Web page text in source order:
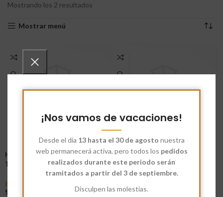
¡Nos vamos de vacaciones!
Desde el día 13 hasta el 30 de agosto nuestra
web permanecerá activa, pero todos los pedidos
realizados durante este periodo serán
tramitados a partir del 3 de septiembre.
Disculpen las molestias.
Mostrando los 2 resultados
Mostrar menú
Harina Ecológica Integral
Trigo Duro
8,15
Seleccionar Opciones
Harina Integral Trigo Duro
7,60€ -34,00€